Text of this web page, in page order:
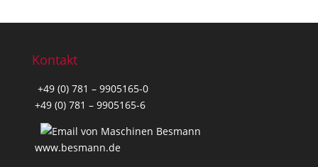
o
t
e
c
h
Kontakt
+49 (0) 781 – 9905165-0
+49 (0) 781 – 9905165-6
www.besmann.de